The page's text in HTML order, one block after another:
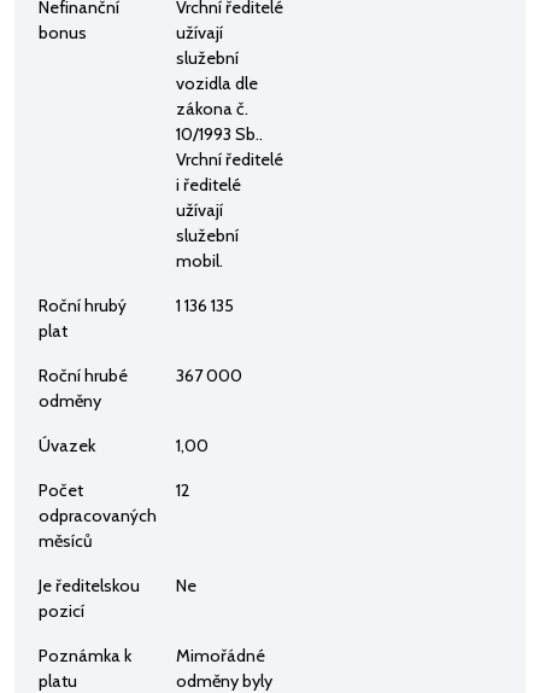
Nefinanční
bonus
Vrchní ředitelé
užívají
služební
vozidla dle
zákona č.
10/1993 Sb..
Vrchní ředitelé
i ředitelé
užívají
služební
mobil.
Roční hrubý
plat
1 136 135
Roční hrubé
odměny
367 000
Úvazek 1,00
Počet
odpracovaných
měsíců
12
Je ředitelskou
pozicí
Ne
Poznámka k
platu
Mimořádné
odměny byly